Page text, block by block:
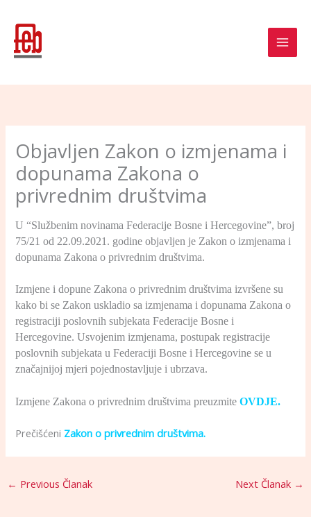
content
Objavljen Zakon o izmjenama i
dopunama Zakona o
privrednim društvima
U “Službenim novinama Federacije Bosne i Hercegovine”, broj
75/21 od 22.09.2021. godine objavljen je Zakon o izmjenama i
dopunama Zakona o privrednim društvima.
Izmjene i dopune Zakona o privrednim društvima izvršene su
kako bi se Zakon uskladio sa izmjenama i dopunama Zakona o
registraciji poslovnih subjekata Federacije Bosne i
Hercegovine. Usvojenim izmjenama, postupak registracije
poslovnih subjekata u Federaciji Bosne i Hercegovine se u
značajnijoj mjeri pojednostavljuje i ubrzava.
Izmjene Zakona o privrednim društvima preuzmiteOVDJE.
Prečišćeni Zakon o privrednim društvima.
← Previous Članak Next Članak →